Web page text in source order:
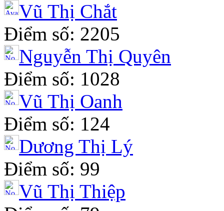
Vũ Thị Chắt
Điểm số: 2205
Nguyễn Thị Quyên
Điểm số: 1028
Vũ Thị Oanh
Điểm số: 124
Dương Thị Lý
Điểm số: 99
Vũ Thị Thiệp